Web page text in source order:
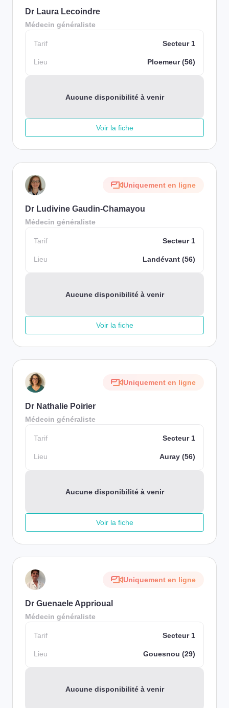
Dr Laura Lecoindre
Médecin généraliste
Tarif Secteur 1
Lieu Ploemeur (56)
Aucune disponibilité à venir
Voir la fiche
Uniquement en ligne
Dr Ludivine Gaudin-Chamayou
Médecin généraliste
Tarif Secteur 1
Lieu Landévant (56)
Aucune disponibilité à venir
Voir la fiche
Uniquement en ligne
Dr Nathalie Poirier
Médecin généraliste
Tarif Secteur 1
Lieu Auray (56)
Aucune disponibilité à venir
Voir la fiche
Uniquement en ligne
Dr Guenaele Apprioual
Médecin généraliste
Tarif Secteur 1
Lieu Gouesnou (29)
Aucune disponibilité à venir